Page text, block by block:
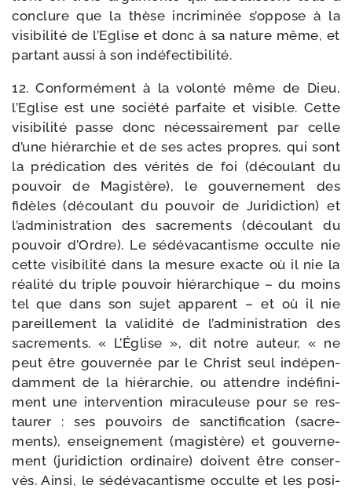
conclure que la thèse incri­mi­née s’oppose à la
visi­bi­li­té de l’Eglise et donc à sa nature même, et
par­tant aus­si à son indéfectibilité.
12. Conformément à la volon­té même de Dieu,
l’Eglise est une socié­té par­faite et visible. Cette
visi­bi­li­té passe donc néces­sai­re­ment par celle
d’une hié­rar­chie et de ses actes propres, qui sont
la pré­di­ca­tion des véri­tés de foi (décou­lant du
pou­voir de Magistère), le gou­ver­ne­ment des
fidèles (décou­lant du pou­voir de Juridiction) et
l’administration des sacre­ments (décou­lant du
pou­voir d’Ordre). Le sédé­va­can­tisme occulte nie
cette visi­bi­li­té dans la mesure exacte où il nie la
réa­li­té du triple pou­voir hié­rar­chique – du moins
tel que dans son sujet appa­rent – et où il nie
pareille­ment la vali­di­té de l’administration des
sacre­ments. « L’Église », dit notre auteur, « ne
peut être gou­ver­née par le Christ seul indé­pen­
dam­ment de la hié­rar­chie, ou attendre indé­fi­ni­
ment une inter­ven­tion mira­cu­leuse pour se res­
tau­rer : ses pou­voirs de sanc­ti­fi­ca­tion (sacre­
ments), ensei­gne­ment (magis­tère) et gou­ver­ne­
ment (juri­dic­tion ordi­naire) doivent être conser­
vés. Ainsi, le sédé­va­can­tisme occulte et les posi­